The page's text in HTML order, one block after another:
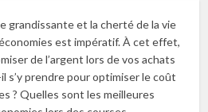
grandissante et la cherté de la vie
est impératif. À cet effet,
de l’argent lors de vos achats
s’y prendre pour optimiser le coût
? Quelles sont les meilleures